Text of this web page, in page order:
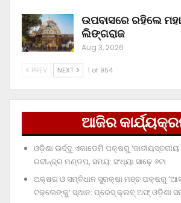
ଉପବାସରେ ରହିଲେ
ଲିଙ୍ଗରାଜ
Aug 3, 2026
PREV NEXT 1 of 954
ଆଜିର
ଓଡ଼ିଶା ଊର୍ଦ୍ଦୁ ଏକାଡେମି ପକ୍ଷରୁ
ରବୀନ୍ଦ୍ର ମଣ୍ଡପ, ସମୟ: ସଂଧ୍ୟା ସାଢ଼େ ୬ଟା
ଅକ୍ଷର ଓ ସମ୍ବିଧାନ ସୁରକ୍ଷା ମଞ୍ଚ ପକ୍ଷରୁ
ଟକ୍‌ଲେଙ୍କୁ’ ସ୍ଥାନ: ପ୍ରେସ୍‌ କ୍ଲବ୍‌ ଅଫ୍‌ ଓଡ଼ିଶା